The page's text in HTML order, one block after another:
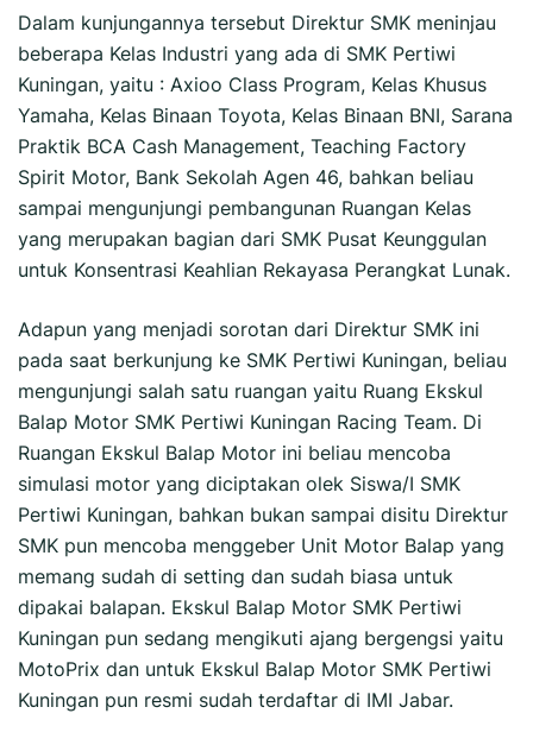
Dalam kunjungannya tersebut Direktur SMK meninjau
beberapa Kelas Industri yang ada di SMK Pertiwi
Kuningan, yaitu : Axioo Class Program, Kelas Khusus
Yamaha, Kelas Binaan Toyota, Kelas Binaan BNI, Sarana
Praktik BCA Cash Management, Teaching Factory
Spirit Motor, Bank Sekolah Agen 46, bahkan beliau
sampai mengunjungi pembangunan Ruangan Kelas
yang merupakan bagian dari SMK Pusat Keunggulan
untuk Konsentrasi Keahlian Rekayasa Perangkat Lunak.
Adapun yang menjadi sorotan dari Direktur SMK ini
pada saat berkunjung ke SMK Pertiwi Kuningan, beliau
mengunjungi salah satu ruangan yaitu Ruang Ekskul
Balap Motor SMK Pertiwi Kuningan Racing Team. Di
Ruangan Ekskul Balap Motor ini beliau mencoba
simulasi motor yang diciptakan olek Siswa/I SMK
Pertiwi Kuningan, bahkan bukan sampai disitu Direktur
SMK pun mencoba menggeber Unit Motor Balap yang
memang sudah di setting dan sudah biasa untuk
dipakai balapan. Ekskul Balap Motor SMK Pertiwi
Kuningan pun sedang mengikuti ajang bergengsi yaitu
MotoPrix dan untuk Ekskul Balap Motor SMK Pertiwi
Kuningan pun resmi sudah terdaftar di IMI Jabar.